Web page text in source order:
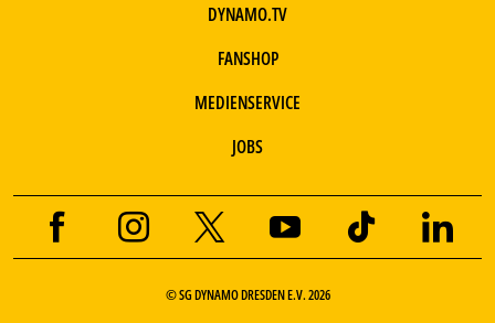
DYNAMO.TV
FANSHOP
MEDIENSERVICE
JOBS
© SG DYNAMO DRESDEN E.V. 2026